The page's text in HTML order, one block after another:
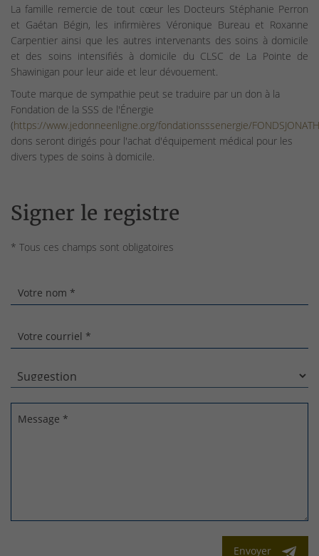
La famille remercie de tout cœur les Docteurs Stéphanie Perron
et Gaétan Bégin, les infirmières Véronique Bureau et Roxanne
Carpentier ainsi que les autres intervenants des soins à domicile
et des soins intensifiés à domicile du CLSC de La Pointe de
Shawinigan pour leur aide et leur dévouement.
Toute marque de sympathie peut se traduire par un don à la
Fondation de la SSS de l'Énergie
(https://www.jedonneenligne.org/fondationsssenergie/
dons seront dirigés pour l'achat d'équipement médical pour les
divers types de soins à domicile.
Signer le registre
* Tous ces champs sont obligatoires
Votre nom *
Votre courriel *
Message *
Envoyer